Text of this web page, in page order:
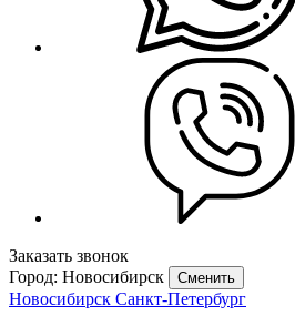
Заказать звонок
Город: Новосибирск
Сменить
Новосибирск Санкт-Петербург